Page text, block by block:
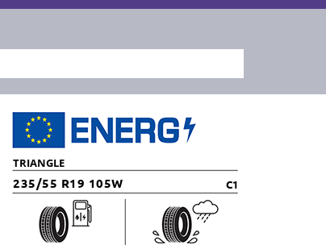
TRIANGLE
235/55 R19 105W C1